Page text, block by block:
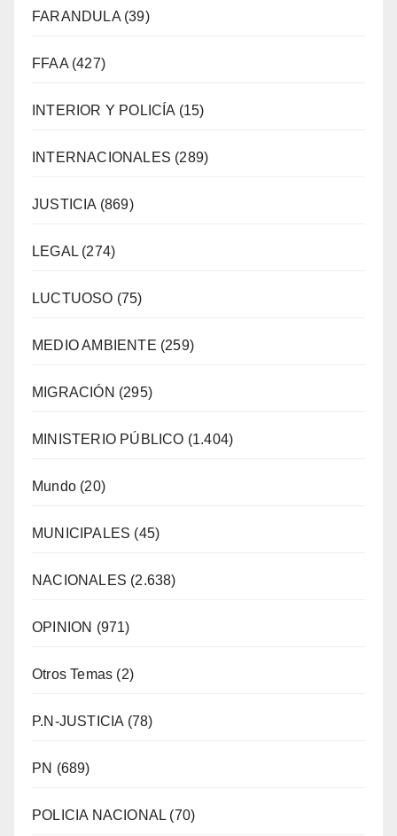
FARANDULA(39)
FFAA(427)
INTERIOR Y POLICÍA (15)
INTERNACIONALES (289)
JUSTICIA (869)
LEGAL (274)
LUCTUOSO (75)
MEDIO AMBIENTE (259)
MIGRACIÓN (295)
MINISTERIO PÚBLICO (1.404)
Mundo (20)
MUNICIPALES (45)
NACIONALES (2.638)
OPINION (971)
Otros Temas (2)
P.N-JUSTICIA (78)
PN (689)
POLICIA NACIONAL (70)